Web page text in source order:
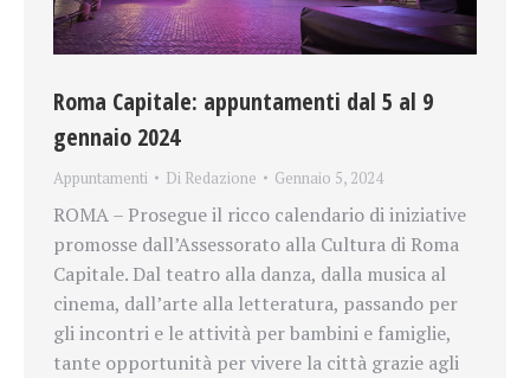
Roma Capitale: appuntamenti dal 5 al 9
gennaio 2024
Appuntamenti Di Redazione Gennaio 5, 2024
ROMA – Prosegue il ricco calendario di iniziative
promosse dall’Assessorato alla Cultura di Roma
Capitale. Dal teatro alla danza, dalla musica al
cinema, dall’arte alla letteratura, passando per
gli incontri e le attività per bambini e famiglie,
tante opportunità per vivere la città grazie agli